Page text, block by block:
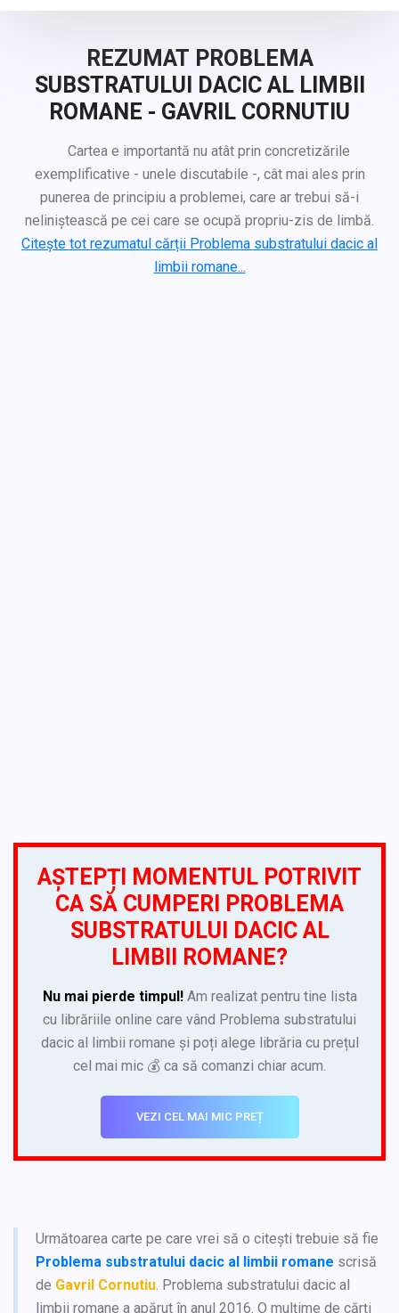
REZUMAT PROBLEMA
SUBSTRATULUI DACIC AL LIMBII
ROMANE - GAVRIL CORNUTIU
Cartea e importantă nu atât prin concretizările
exemplificative - unele discutabile -, cât mai ales prin
punerea de principiu a problemei, care ar trebui să-i
neliniștească pe cei care se ocupă propriu-zis de limbă.
Citește tot rezumatul cărții Problema substratului dacic al
limbii romane...
AȘTEPȚI MOMENTUL POTRIVIT
CA SĂ CUMPERI PROBLEMA
SUBSTRATULUI DACIC AL
LIMBII ROMANE?
Nu mai pierde timpul!Am realizat pentru tine lista
cu librăriile online care vând Problema substratului
dacic al limbii romane și poți alege librăria cu prețul
cel mai mic 💰 ca să comanzi chiar acum.
VEZI CEL MAI MIC PREȚ
Următoarea carte pe care vrei să o citești trebuie să fie
Problema substratului dacic al limbii romane scrisă
de Gavril Cornutiu. Problema substratului dacic al
limbii romane a apărut în anul 2016. O mulțime de cărți